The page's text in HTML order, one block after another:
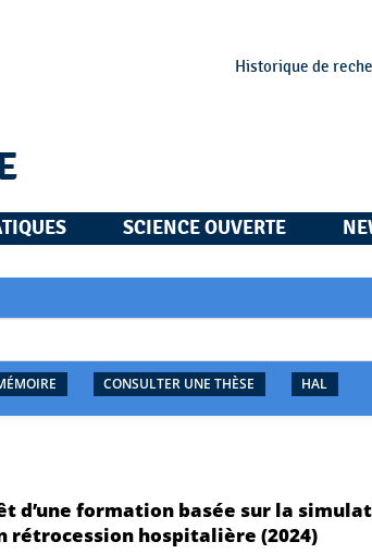
Historique de
SCIENCE OUVERTE
CONSULTER UNE THÈSE HAL
d’une formation basée sur la
rétrocession hospitalière (2024)